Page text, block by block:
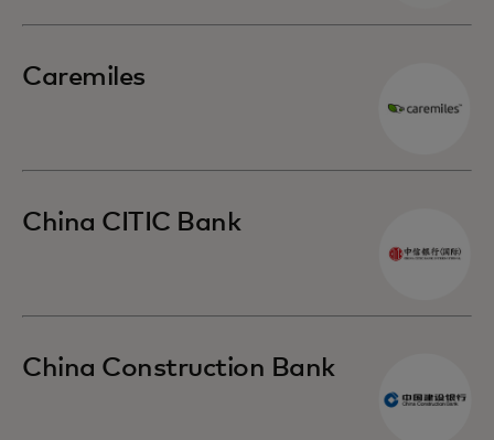
Caremiles
China CITIC Bank
China Construction Bank